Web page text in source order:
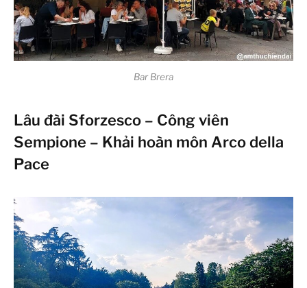
Bar Brera
Lâu đài Sforzesco – Công viên
Sempione – Khải hoàn môn Arco della
Pace